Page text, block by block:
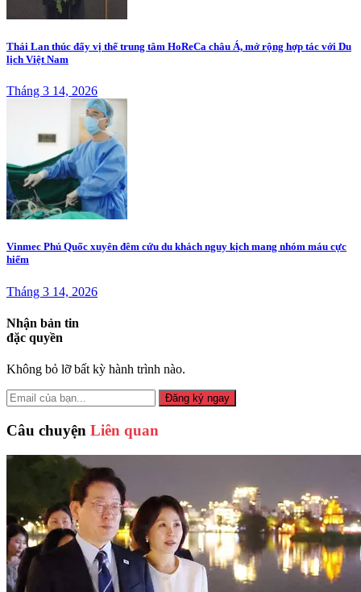
Thái Lan thúc đẩy vị thế trung tâm HoReCa châu Á, mở rộng hợp tác với Du
lịch Việt Nam
Tháng 3 14, 2026
Vinmec Phú Quốc xuyên đêm cứu du khách nguy kịch mang nhóm máu cực
hiếm
Tháng 3 14, 2026
Nhận bản tin
đặc quyền
Không bỏ lỡ bất kỳ hành trình nào.
Đăng ký ngay
Câu chuyện Liên quan